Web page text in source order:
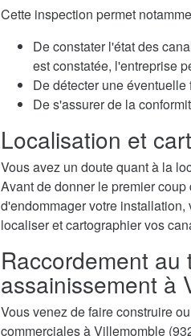
Cette inspection permet
De constater l'état des
est constatée, l'entreprise
De détecter une
De s'assurer de la
Localisation et
Vous avez un doute quant à la
Avant de donner le premier
d'endommager votre
localiser et cartographier vos
Raccordement au
assainissement à
Vous venez de faire construire
commerciales à Villemomble